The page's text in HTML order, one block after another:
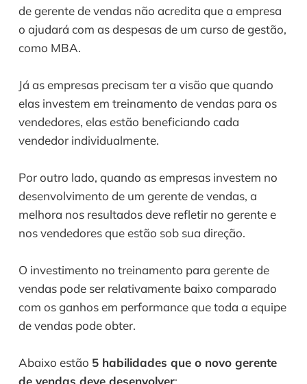
de gerente de vendas não acredita que a empresa
o ajudará com as despesas de um curso de gestão,
como MBA.
Já as empresas precisam ter a visão que quando
elas investem em treinamento de vendas para os
vendedores, elas estão beneficiando cada
vendedor individualmente.
Por outro lado, quando as empresas investem no
desenvolvimento de um gerente de vendas, a
melhora nos resultados deve refletir no gerente e
nos vendedores que estão sob sua direção.
O investimento no treinamento para gerente de
vendas pode ser relativamente baixo comparado
com os ganhos em performance que toda a equipe
de vendas pode obter.
Abaixo estão 5 habilidades que o novo gerente